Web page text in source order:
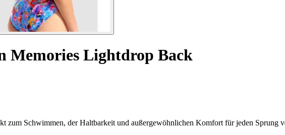
Memories Lightdrop Back
zum Schwimmen, der Haltbarkeit und außergewöhnlichen Komfort für jeden Sprung